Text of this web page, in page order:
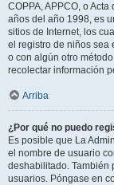
COPPA, APPCO, o
años del año 1998, es
sitios de Internet, los
el registro de niños sea
o con algún otro
recolectar información
Arriba
¿Por qué no puedo
Es posible que La
el nombre de usuario
deshabilitado. También
usuarios. Póngase en